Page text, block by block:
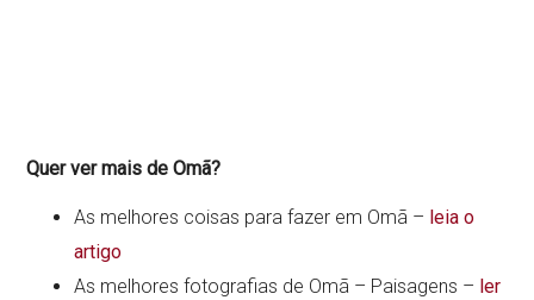
Quer ver mais de Omã?
As melhores coisas para fazer em Omã – leia o
artigo
As melhores fotografias de Omã – Paisagens – ler